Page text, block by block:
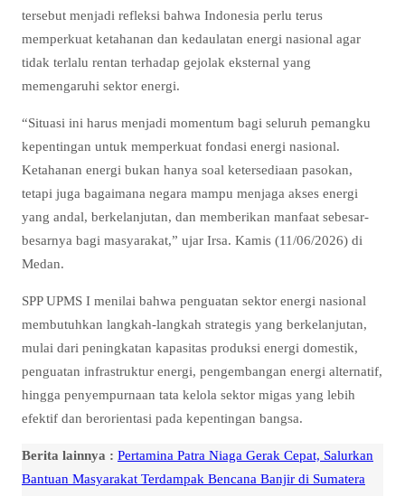
tersebut menjadi refleksi bahwa Indonesia perlu terus
memperkuat ketahanan dan kedaulatan energi nasional agar
tidak terlalu rentan terhadap gejolak eksternal yang
memengaruhi sektor energi.
“Situasi ini harus menjadi momentum bagi seluruh pemangku
kepentingan untuk memperkuat fondasi energi nasional.
Ketahanan energi bukan hanya soal ketersediaan pasokan,
tetapi juga bagaimana negara mampu menjaga akses energi
yang andal, berkelanjutan, dan memberikan manfaat sebesar-
besarnya bagi masyarakat,” ujar Irsa. Kamis (11/06/2026) di
Medan.
SPP UPMS I menilai bahwa penguatan sektor energi nasional
membutuhkan langkah-langkah strategis yang berkelanjutan,
mulai dari peningkatan kapasitas produksi energi domestik,
penguatan infrastruktur energi, pengembangan energi alternatif,
hingga penyempurnaan tata kelola sektor migas yang lebih
efektif dan berorientasi pada kepentingan bangsa.
Berita lainnya : Pertamina Patra Niaga Gerak Cepat, Salurkan
Bantuan Masyarakat Terdampak Bencana Banjir di Sumatera